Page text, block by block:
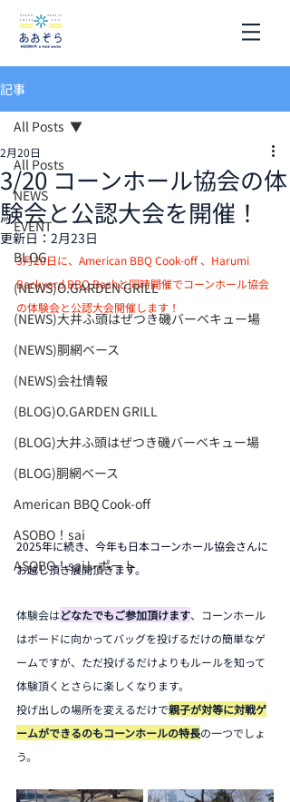
記事
All Posts
NEWS
EVENT
BLOG
(NEWS)O.GARDEN GRILL
(NEWS)大井ふ頭はぜつき磯バーベキュー場
(NEWS)胴網ベース
(NEWS)会社情報
(BLOG)O.GARDEN GRILL
(BLOG)大井ふ頭はぜつき磯バーベキュー場
(BLOG)胴網ベース
American BBQ Cook-off
ASOBO！sai
ASOBO！saiレポート
All Posts
3/20 コーンホール協会の体
験会と公認大会を開催！
2月20日
更新日： 2月23日
3月20日に、American BBQ Cook-off 、Harumi
Backyard BBQ Bashと同時開催でコーンホール協会
の体験会と公認大会開催します！
2025年に続き、今年も日本コーンホール協会さんに
お越し頂き展開頂きます。
体験会はどなたでもご参加頂けます、コーンホール
はボードに向かってバッグを投げるだけの簡単なゲ
ームですが、ただ投げるだけよりもルールを知って
体験頂くとさらに楽しくなります。
投げ出しの場所を変えるだけで親子が対等に対戦ゲ
ームができるのもコーンホールの特長の一つでしょ
う。